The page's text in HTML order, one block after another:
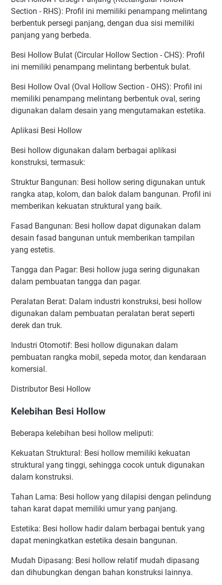
Section - RHS): Profil ini memiliki penampang melintang
berbentuk persegi panjang, dengan dua sisi memiliki
panjang yang berbeda.
Besi Hollow Bulat (Circular Hollow Section - CHS): Profil
ini memiliki penampang melintang berbentuk bulat.
Besi Hollow Oval (Oval Hollow Section - OHS): Profil ini
memiliki penampang melintang berbentuk oval, sering
digunakan dalam desain yang mengutamakan estetika.
Aplikasi Besi Hollow
Besi hollow digunakan dalam berbagai aplikasi
konstruksi, termasuk:
Struktur Bangunan: Besi hollow sering digunakan untuk
rangka atap, kolom, dan balok dalam bangunan. Profil ini
memberikan kekuatan struktural yang baik.
Fasad Bangunan: Besi hollow dapat digunakan dalam
desain fasad bangunan untuk memberikan tampilan
yang estetis.
Tangga dan Pagar: Besi hollow juga sering digunakan
dalam pembuatan tangga dan pagar.
Peralatan Berat: Dalam industri konstruksi, besi hollow
digunakan dalam pembuatan peralatan berat seperti
derek dan truk.
Industri Otomotif: Besi hollow digunakan dalam
pembuatan rangka mobil, sepeda motor, dan kendaraan
komersial.
Distributor Besi Hollow
Kelebihan Besi Hollow
Beberapa kelebihan besi hollow meliputi:
Kekuatan Struktural: Besi hollow memiliki kekuatan
struktural yang tinggi, sehingga cocok untuk digunakan
dalam konstruksi.
Tahan Lama: Besi hollow yang dilapisi dengan pelindung
tahan karat dapat memiliki umur yang panjang.
Estetika: Besi hollow hadir dalam berbagai bentuk yang
dapat meningkatkan estetika desain bangunan.
Mudah Dipasang: Besi hollow relatif mudah dipasang
dan dihubungkan dengan bahan konstruksi lainnya.